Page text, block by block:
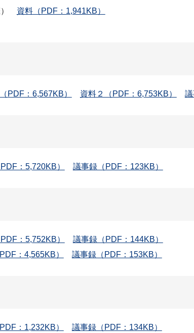
） 資料（PDF：1,941KB）
PDF：6,567KB） 資料２（PDF：6,753KB）
：5,720KB） 議事録（PDF：123KB）
：5,752KB）
議事録（PDF：144KB）
：4,565KB） 議事録（PDF：153KB）
：1,232KB）
議事録（PDF：134KB）